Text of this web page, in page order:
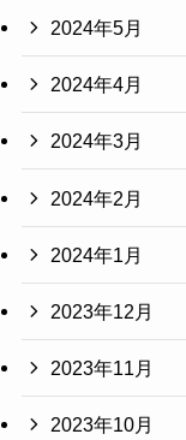
2024年5月
2024年4月
2024年3月
2024年2月
2024年1月
2023年12月
2023年11月
2023年10月